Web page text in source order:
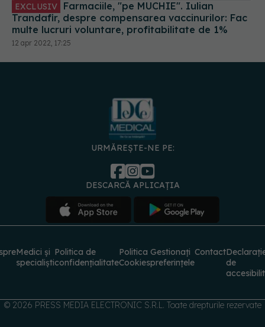
EXCLUSIV
Trandafir, despre compensarea vaccinurilor: Fac
multe lucruri voluntare, profitabilitate de 1%
12 apr 2022, 17:25
URMĂREȘTE-NE PE:
DESCARCĂ APLICAȚIA
Medici și
specialiști
Politica de
confidențialitate
Politica
Cookies
Gestionați
preferințele
Contact
de
© 2026 PRESS MEDIA ELECTRONIC S.R.L. Toate drepturile rezervate